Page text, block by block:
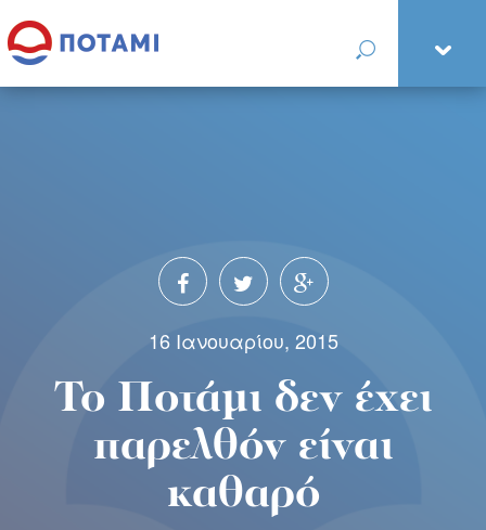
16 Ιανουαρίου, 2015
Το Ποτάμι δεν έχει
παρελθόν είναι
καθαρό